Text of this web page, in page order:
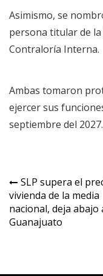
Asimismo, se
persona titular de
Contraloría Interna.
Ambas tomaron
ejercer sus
septiembre del 2027.
Navegación
de
entradas
SLP supera el
vivienda de la media
nacional, deja abajo
Guanajuato